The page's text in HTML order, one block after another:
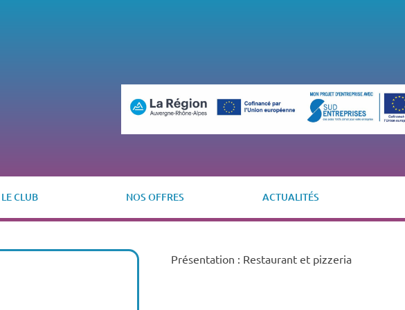
LE CLUB NOS OFFRES ACTUALITÉS
Présentation : Restaurant et pizzeria